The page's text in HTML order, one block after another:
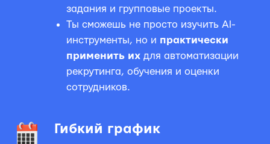
задания и групповые проекты.
Ты сможешь не просто изучить AI-
инструменты, но и практически
применить их для автоматизации
рекрутинга, обучения и оценки
сотрудников.
Гибкий график